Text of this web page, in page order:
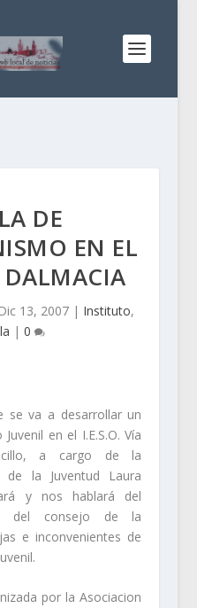
DE
EN EL
Dic 13, 2007 | Instituto,
| 0
se va a desarrollar un
en el I.E.S.O. Vía
a cargo de la
de la Juventud Laura
y nos hablará del
del consejo de la
e inconvenientes de
por la Asociacion